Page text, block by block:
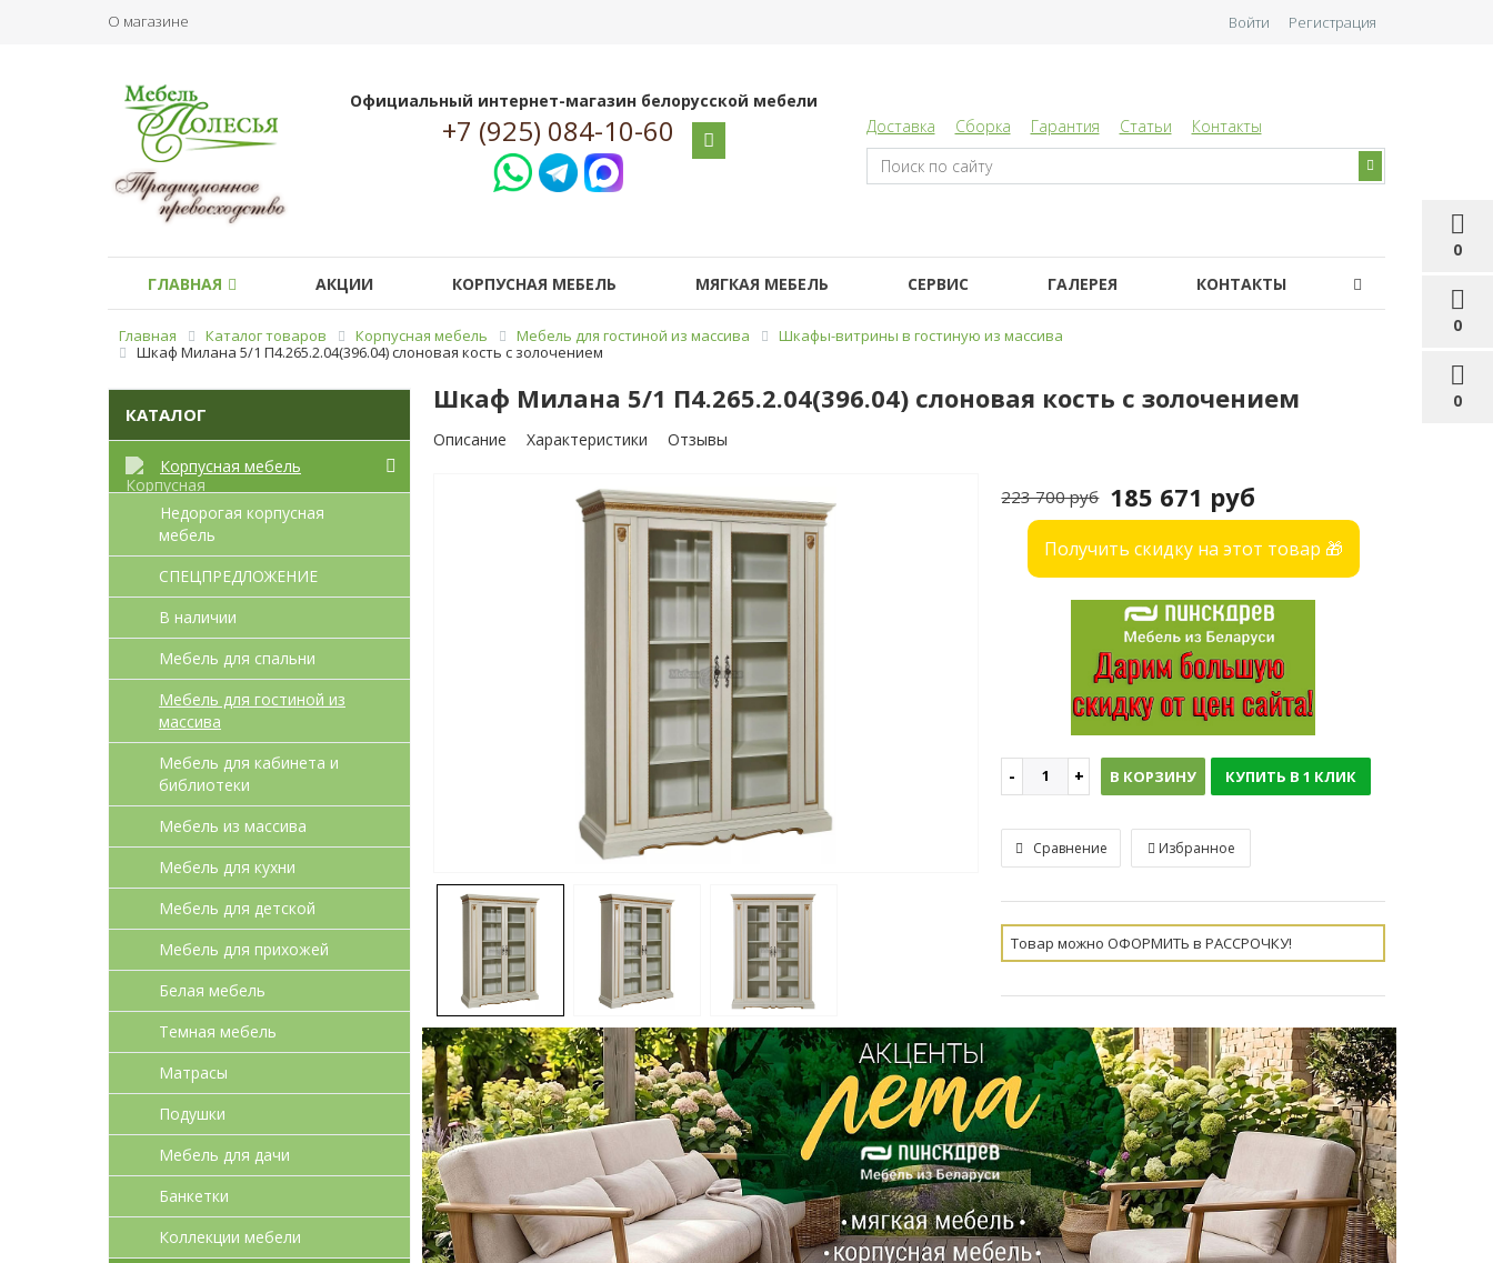
О магазине
0
0
0
Войти Регистрация
Официальный интернет-магазин белорусской мебели
+7 (925) 084-10-60 Доставка Сборка Гарантия Статьи Контакты
ГЛАВНАЯ АКЦИИ КОРПУСНАЯ МЕБЕЛЬ МЯГКАЯ МЕБЕЛЬ СЕРВИС ГАЛЕРЕЯ КОНТАКТЫ
Главная Каталог товаров Корпусная мебель Мебель для гостиной из массива
Шкафы-витрины в гостиную из массива
Шкаф Милана 5/1 П4.265.2.04(396.04) слоновая кость с золочением
КАТАЛОГ
Корпусная мебель
Недорогая корпусная
мебель
СПЕЦПРЕДЛОЖЕНИЕ
В наличии
Мебель для спальни
Мебель для гостиной из
массива
Мебель для кабинета и
библиотеки
Мебель из массива
Мебель для кухни
Мебель для детcкой
Мебель для прихожей
Белая мебель
Темная мебель
Матрасы
Подушки
Мебель для дачи
Банкетки
Коллекции мебели
Шкаф Милана 5/1 П4.265.2.04(396.04) слоновая кость с золочением
Описание Характеристики Отзывы
185 671 руб
223 700 руб
Получить скидку на этот товар 🎁
В КОРЗИНУ КУПИТЬ В 1 КЛИК
Сравнение Избранное
Товар можно ОФОРМИТЬ в РАССРОЧКУ!